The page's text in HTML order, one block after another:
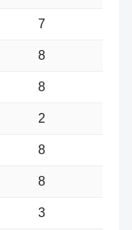
7
8
8
2
8
8
3